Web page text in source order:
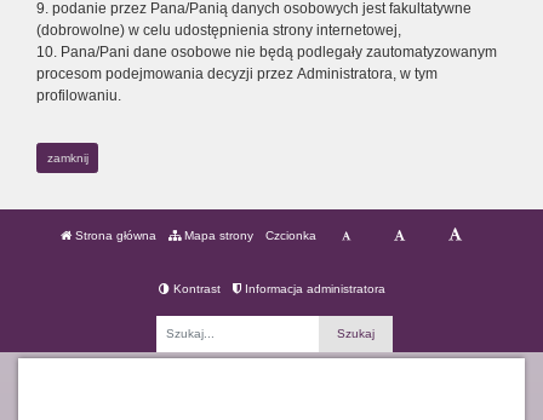
9. podanie przez Pana/Panią danych osobowych jest fakultatywne
(dobrowolne) w celu udostępnienia strony internetowej,
10. Pana/Pani dane osobowe nie będą podlegały zautomatyzowanym
procesom podejmowania decyzji przez Administratora, w tym
profilowaniu.
zamknij
Strona główna Mapa strony Czcionka
Kontrast Informacja administratora